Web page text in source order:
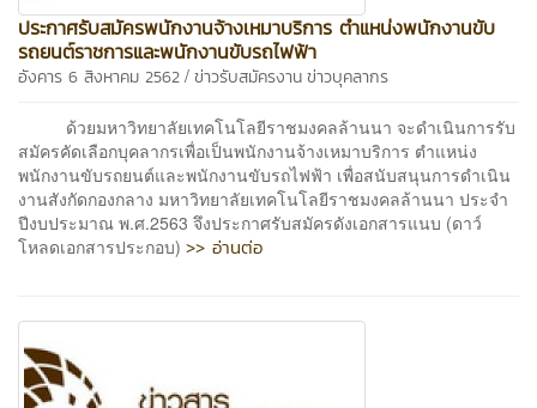
ประกาศรับสมัครพนักงานจ้างเหมาบริการ ตำแหน่งพนักงานขับ
รถยนต์ราชการและพนักงานขับรถไฟฟ้า
อังคาร 6 สิงหาคม 2562 / ข่าวรับสมัครงานข่าวบุคลากร
ด้วยมหาวิทยาลัยเทคโนโลยีราชมงคลล้านนา จะดำเนินการรับ
สมัครคัดเลือกบุคลากรเพื่อเป็นพนักงานจ้างเหมาบริการ ตำแหน่ง
พนักงานขับรถยนต์และพนักงานขับรถไฟฟ้า เพื่อสนับสนุนการดำเนิน
งานสังกัดกองกลาง มหาวิทยาลัยเทคโนโลยีราชมงคลล้านนา ประจำ
ปีงบประมาณ พ.ศ.2563 จึงประกาศรับสมัครดังเอกสารแนบ (ดาว์
โหลดเอกสารประกอบ) >> อ่านต่อ